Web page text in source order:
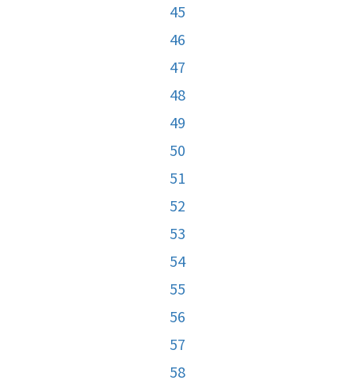
45
46
47
48
49
50
51
52
53
54
55
56
57
58